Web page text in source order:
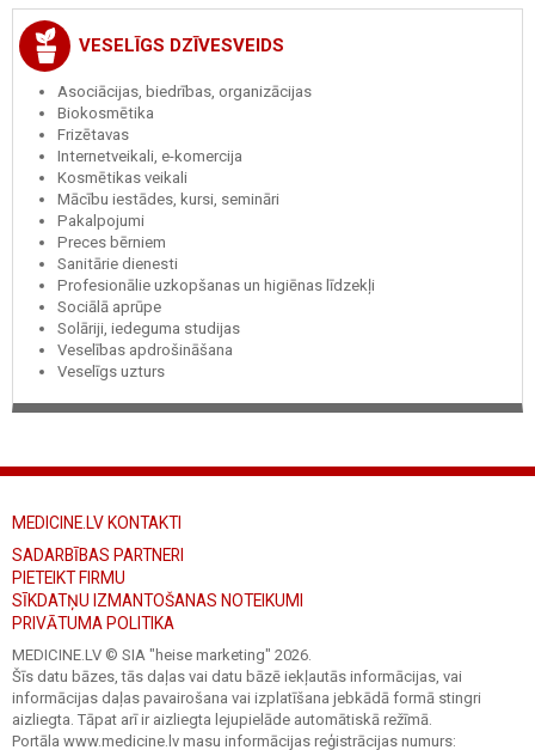
VESELĪGS DZĪVESVEIDS
Asociācijas, biedrības, organizācijas
Biokosmētika
Frizētavas
Internetveikali, e-komercija
Kosmētikas veikali
Mācību iestādes, kursi, semināri
Pakalpojumi
Preces bērniem
Sanitārie dienesti
Profesionālie uzkopšanas un higiēnas līdzekļi
Sociālā aprūpe
Solāriji, iedeguma studijas
Veselības apdrošināšana
Veselīgs uzturs
MEDICINE.LV KONTAKTI
SADARBĪBAS PARTNERI
PIETEIKT FIRMU
SĪKDATŅU IZMANTOŠANAS NOTEIKUMI
PRIVĀTUMA POLITIKA
MEDICINE.LV © SIA "heise marketing" 2026.
Šīs datu bāzes, tās daļas vai datu bāzē iekļautās informācijas, vai
informācijas daļas pavairošana vai izplatīšana jebkādā formā stingri
aizliegta. Tāpat arī ir aizliegta lejupielāde automātiskā režīmā.
Portāla www.medicine.lv masu informācijas reģistrācijas numurs: